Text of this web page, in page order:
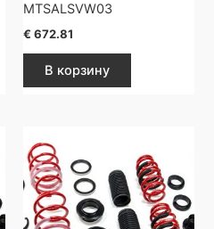
MTSALSVW03
€ 672.81
В корзину